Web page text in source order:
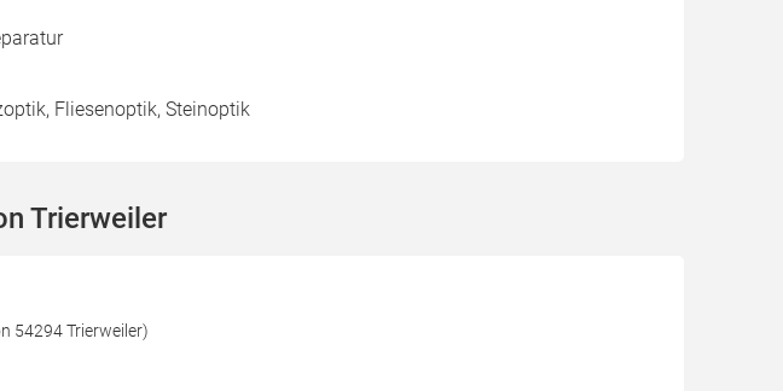
Fliesenoptik, Steinoptik
Trierweiler
54294 Trierweiler)